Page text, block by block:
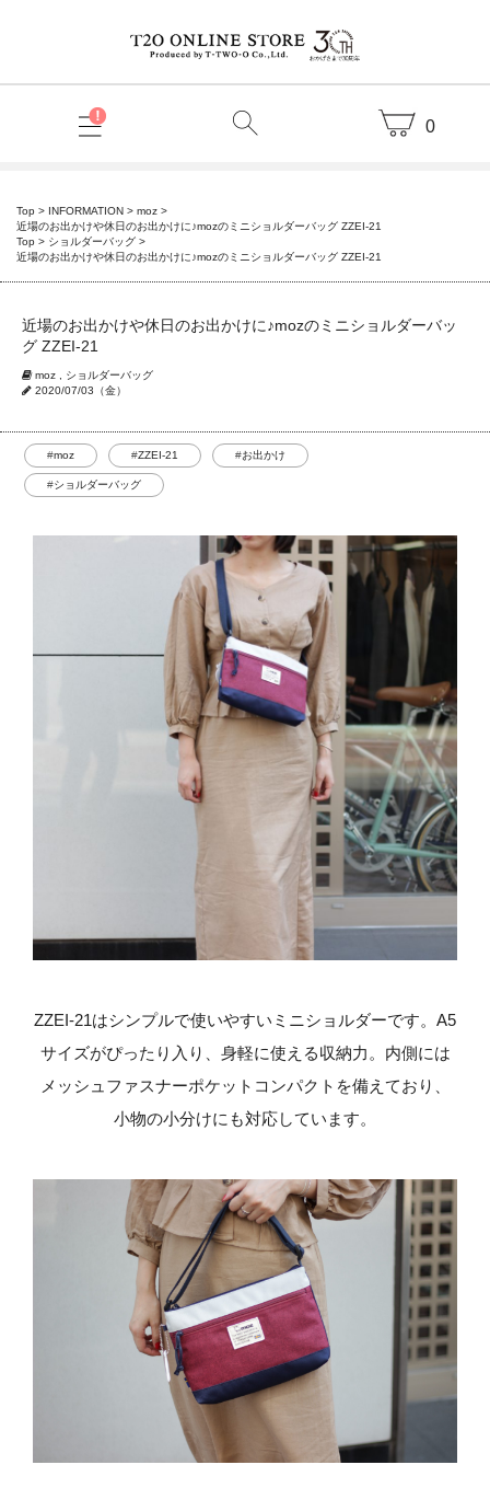
0
Top > INFORMATION > moz >
近場のお出かけや休日のお出かけに♪mozのミニショルダーバッグ ZZEI-21
Top > ショルダーバッグ >
近場のお出かけや休日のお出かけに♪mozのミニショルダーバッグ ZZEI-21
近場のお出かけや休日のお出かけに♪mozのミニショルダーバッ
グ ZZEI-21
moz
ショルダーバッグ
2020/07/03（金）
#moz #ZZEI-21 #お出かけ
#ショルダーバッグ
ZZEI-21はシンプルで使いやすいミニショルダーです。A5
サイズがぴったり入り、身軽に使える収納力。内側には
メッシュファスナーポケットコンパクトを備えており、
小物の小分けにも対応しています。